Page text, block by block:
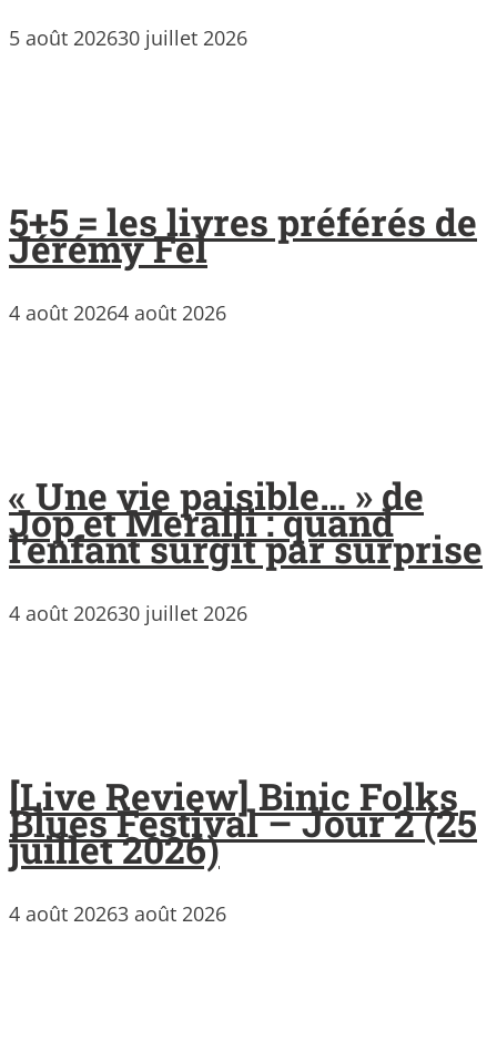
5 août 202630 juillet 2026
5+5 = les livres préférés de
Jérémy Fel
4 août 20264 août 2026
« Une vie paisible… » de
Jop et Meralli : quand
l’enfant surgit par surprise
4 août 202630 juillet 2026
[Live Review] Binic Folks
Blues Festival – Jour 2 (25
juillet 2026)
4 août 20263 août 2026